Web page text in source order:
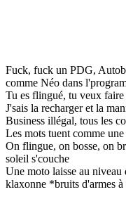
Fuck, fuck un PDG,
comme Néo dans
Tu es flingué, tu veux
J'sais la recharger et la
Business illégal, tous les
Les mots tuent comme
On flingue, on bosse, on
soleil s'couche
Une moto laisse au
klaxonne *bruits d'armes